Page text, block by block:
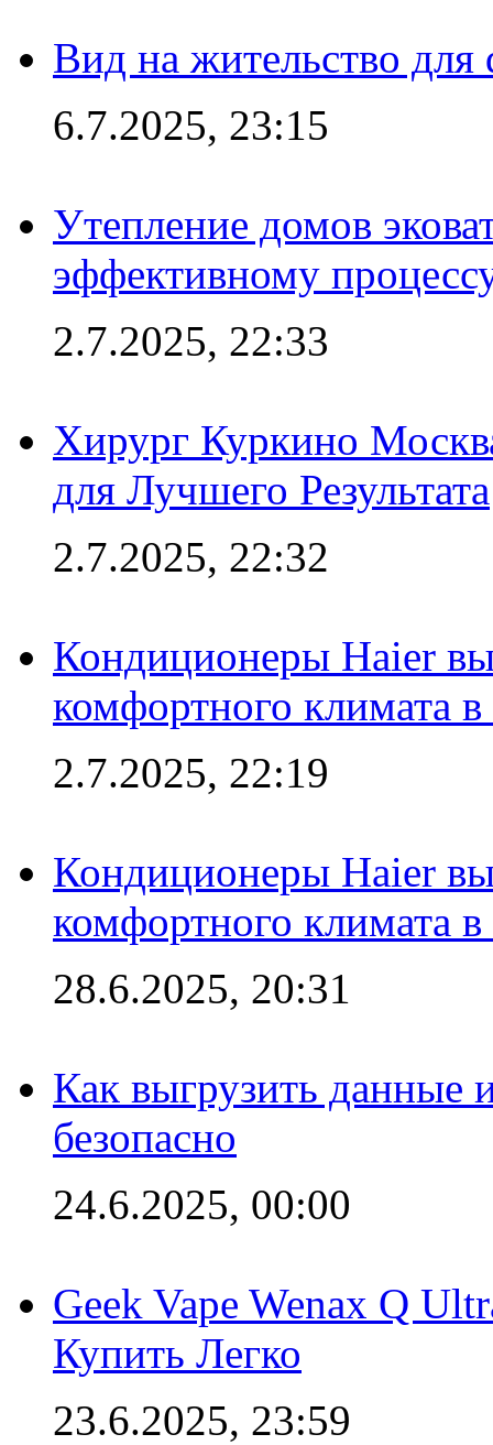
Вид на жительство
6.7.2025, 23:15
Утепление домов
эффективному
2.7.2025, 22:33
Хирург Куркино
для Лучшего Результата
2.7.2025, 22:32
Кондиционеры Haier
комфортного климата
2.7.2025, 22:19
Кондиционеры Haier
комфортного климата
28.6.2025, 20:31
Как выгрузить данные
безопасно
24.6.2025, 00:00
Geek Vape Wenax Q
Купить Легко
23.6.2025, 23:59